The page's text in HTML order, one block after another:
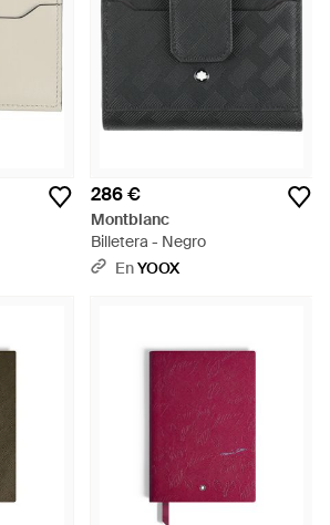
286 €
Montblanc
Billetera - Negro
EnYOOX